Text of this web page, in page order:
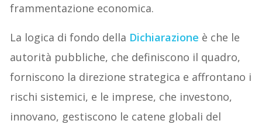
frammentazione economica.
La logica di fondo della Dichiarazione è che le
autorità pubbliche, che definiscono il quadro,
forniscono la direzione strategica e affrontano i
rischi sistemici, e le imprese, che investono,
innovano, gestiscono le catene globali del